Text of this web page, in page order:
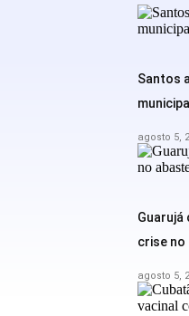
Santos
agosto 5,
crise no
agosto 5,